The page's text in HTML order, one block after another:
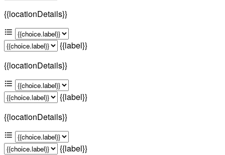
{{locationDetails}}
{{label}}
{{locationDetails}}
{{label}}
{{locationDetails}}
{{label}}